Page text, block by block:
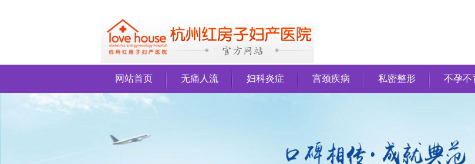
网站首页 无痛人流 妇科炎症 宫颈疾病 私密整形 不孕不